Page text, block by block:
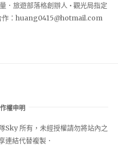
．旅遊部落格創辦人 • 觀光局指定
： huang0415@hotmail.com
權申明
Sky 所有，未經授權請勿將站內之
連結代替複製．